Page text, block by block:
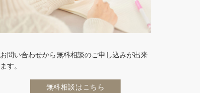
お問い合わせから無料相談のご申し込みが出来
ます。
無料相談はこちら